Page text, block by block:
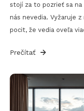
stojí za to pozrieť sa
nás nevedia. Vyžaruje
pocit, že vedia oveľa
Prečítať